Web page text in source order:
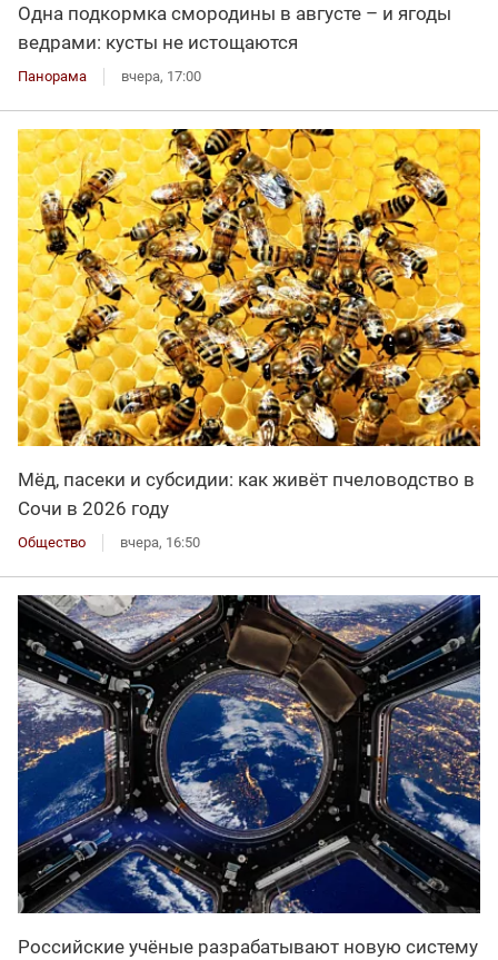
Одна подкормка смородины в августе – и ягоды
ведрами: кусты не истощаются
Панорама вчера, 17:00
Мёд, пасеки и субсидии: как живёт пчеловодство в
Сочи в 2026 году
Общество вчера, 16:50
Российские учёные разрабатывают новую систему